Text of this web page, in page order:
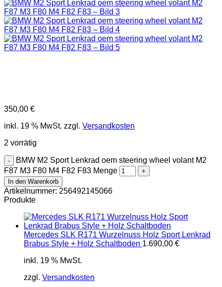
350,00 €
inkl. 19 % MwSt. zzgl. Versandkosten
2 vorrätig
BMW M2 Sport Lenkrad oem steering wheel volant M2
F87 M3 F80 M4 F82 F83 Menge
In den Warenkorb
Artikelnummer: 256492145066
Produkte
Mercedes SLK R171 Wurzelnuss Holz Sport Lenkrad
Brabus Style + Holz Schaltboden 1.690,00 €
inkl. 19 % MwSt.
zzgl. Versandkosten